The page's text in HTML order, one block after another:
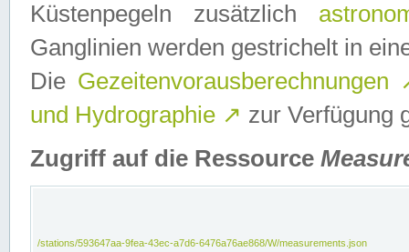
Küstenpegeln zusätzlich
Ganglinien werden gestrichelt in
Die Gezeitenvorausberechnungen
und Hydrographie ↗ zur Verfügung
Zugriff auf die Ressource
/stations/593647aa-9fea-43ec-a7d6-6476a76ae868/W/measurements.json